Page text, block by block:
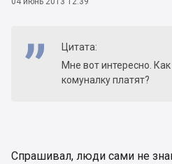
Цитата:
Мне вот интересно.
комуналку платят?
Спрашивал, люди сами не